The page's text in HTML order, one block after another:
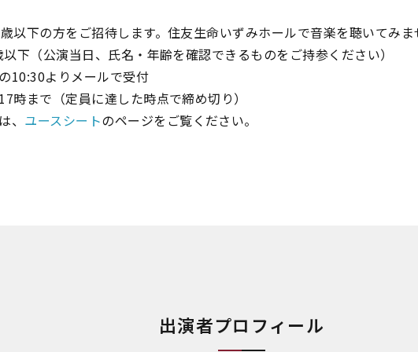
以下の方をご招待します。住友生命いずみホールで音楽を聴いてみ
下（公演当日、氏名・年齢を確認できるものをご持参ください）
10:30よりメールで受付
時まで（定員に達した時点で締め切り）
、 ユースシートのページをご覧ください。
出演者プロフィール